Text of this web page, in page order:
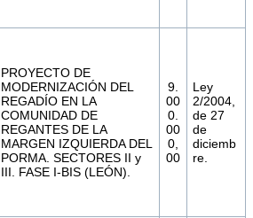
PROYECTO DE
MODERNIZACIÓN DEL
REGADÍO EN LA
COMUNIDAD DE
REGANTES DE LA
MARGEN IZQUIERDA DEL
PORMA. SECTORES II y
III. FASE I-BIS (LEÓN).
9.
00
0.
00
0,
00
Ley
2/2004,
de 27
de
diciemb
re.